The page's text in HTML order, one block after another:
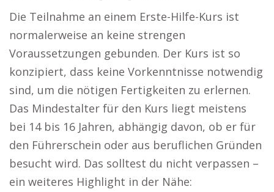
Die Teilnahme an einem Erste-Hilfe-Kurs ist
normalerweise an keine strengen
Voraussetzungen gebunden. Der Kurs ist so
konzipiert, dass keine Vorkenntnisse notwendig
sind, um die nötigen Fertigkeiten zu erlernen.
Das Mindestalter für den Kurs liegt meistens
bei 14 bis 16 Jahren, abhängig davon, ob er für
den Führerschein oder aus beruflichen Gründen
besucht wird. Das solltest du nicht verpassen –
ein weiteres Highlight in der Nähe: